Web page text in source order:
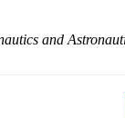
and